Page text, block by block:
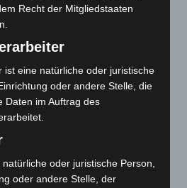
Recht der Mitgliedstaaten
ist eine natürliche oder juristische
oder andere Stelle, die
Daten im Auftrag des
oder juristische Person,
oder andere Stelle, der